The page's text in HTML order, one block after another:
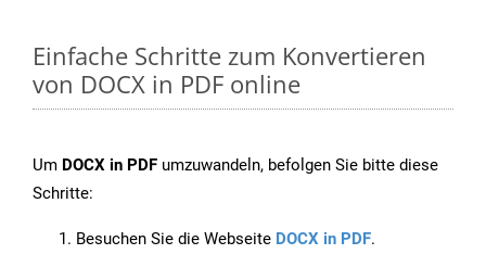
Einfache Schritte zum Konvertieren
von DOCX in PDF online
Um DOCX in PDF umzuwandeln, befolgen Sie bitte diese
Schritte:
Besuchen Sie die Webseite DOCX in PDF.